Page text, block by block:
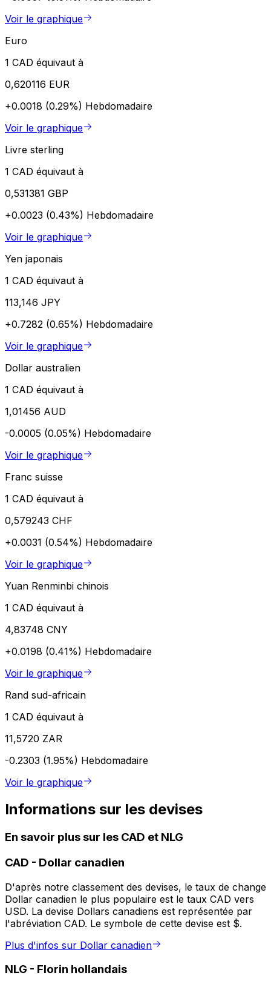
Voir le graphique
Euro
1 CAD équivaut à
0,620116 EUR
+0.0018 (0.29%) Hebdomadaire
Voir le graphique
Livre sterling
1 CAD équivaut à
0,531381 GBP
+0.0023 (0.43%) Hebdomadaire
Voir le graphique
Yen japonais
1 CAD équivaut à
113,146 JPY
+0.7282 (0.65%) Hebdomadaire
Voir le graphique
Dollar australien
1 CAD équivaut à
1,01456 AUD
-0.0005 (0.05%) Hebdomadaire
Voir le graphique
Franc suisse
1 CAD équivaut à
0,579243 CHF
+0.0031 (0.54%) Hebdomadaire
Voir le graphique
Yuan Renminbi chinois
1 CAD équivaut à
4,83748 CNY
+0.0198 (0.41%) Hebdomadaire
Voir le graphique
Rand sud-africain
1 CAD équivaut à
11,5720 ZAR
-0.2303 (1.95%) Hebdomadaire
Voir le graphique
Informations sur les devises
En savoir plus sur les CAD et NLG
CAD - Dollar canadien
D'après notre classement des devises, le taux de change
Dollar canadien le plus populaire est le taux CAD vers
USD. La devise Dollars canadiens est représentée par
l'abréviation CAD. Le symbole de cette devise est $.
Plus d'infos sur Dollar canadien
NLG - Florin hollandais